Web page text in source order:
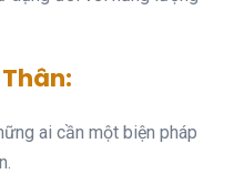
ai cần một biện pháp